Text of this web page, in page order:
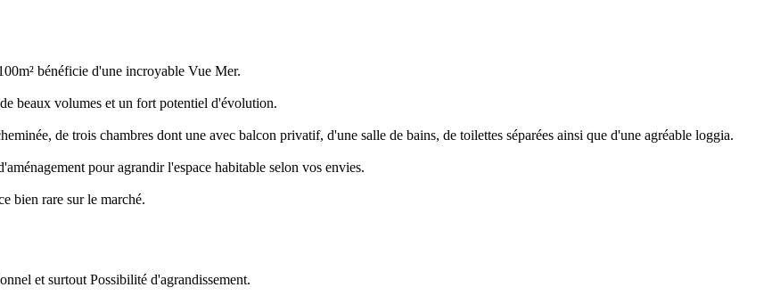
bénéficie d'une incroyable Vue Mer.
beaux volumes et un fort potentiel d'évolution.
de trois chambres dont une avec balcon privatif, d'une salle de bains, de toilettes séparées ainsi que d'une agréable loggia.
pour agrandir l'espace habitable selon vos envies.
bien rare sur le marché.
et surtout Possibilité d'agrandissement.